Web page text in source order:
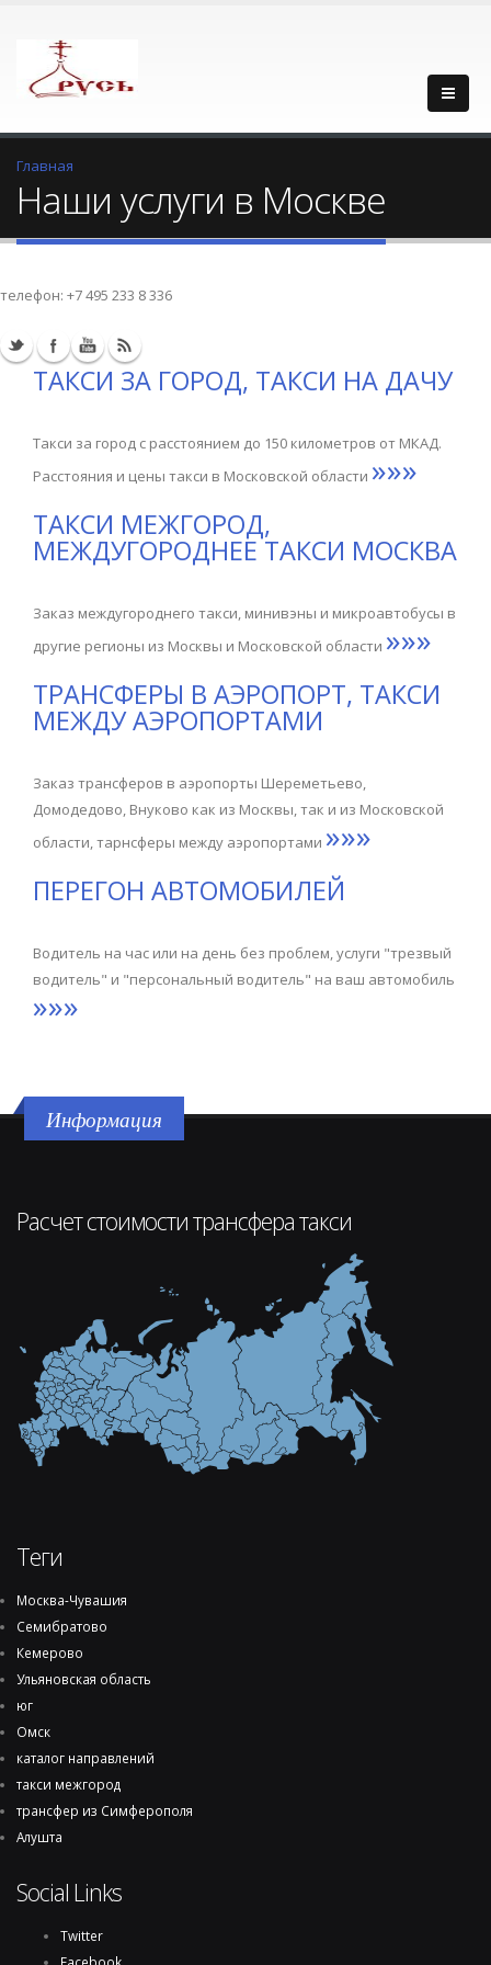
Главная
Наши услуги в Москве
телефон: +7 495 233 8 336
ТАКСИ ЗА ГОРОД, ТАКСИ НА ДАЧУ
Такси за город с расстоянием до 150 километров от МКАД.
Расстояния и цены такси в Московской области »»»
ТАКСИ МЕЖГОРОД,
МЕЖДУГОРОДНЕЕ ТАКСИ МОСКВА
Заказ междугороднего такси, минивэны и микроавтобусы в
другие регионы из Москвы и Московской области »»»
ТРАНСФЕРЫ В АЭРОПОРТ, ТАКСИ
МЕЖДУ АЭРОПОРТАМИ
Заказ трансферов в аэропорты Шереметьево,
Домодедово, Внуково как из Москвы, так и из Московской
области, тарнсферы между аэропортами »»»
ПЕРЕГОН АВТОМОБИЛЕЙ
Водитель на час или на день без проблем, услуги "трезвый
водитель" и "персональный водитель" на ваш автомобиль
»»»
Информация
Расчет стоимости трансфера такси
Теги
Москва-Чувашия
Семибратово
Кемерово
Ульяновская область
юг
Омск
каталог направлений
такси межгород
трансфер из Симферополя
Алушта
Social Links
Twitter